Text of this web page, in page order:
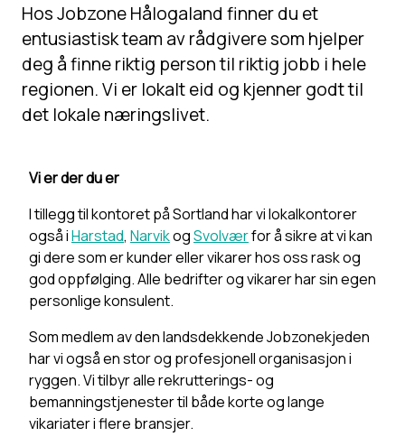
Hos Jobzone Hålogaland finner du et
entusiastisk team av rådgivere som hjelper
deg å finne riktig person til riktig jobb i hele
regionen. Vi er lokalt eid og kjenner godt til
det lokale næringslivet.
Vi er der du er
I tillegg til kontoret på Sortland har vi lokalkontorer
også iHarstad, NarvikogSvolværfor å sikre at vi kan
gi dere som er kunder eller vikarer hos oss rask og
god oppfølging. Alle bedrifter og vikarer har sin egen
personlige konsulent.
Som medlem av den landsdekkende Jobzonekjeden
har vi også en stor og profesjonell organisasjon i
ryggen. Vi tilbyr alle rekrutterings- og
bemanningstjenester til både korte og lange
vikariater i flere bransjer.